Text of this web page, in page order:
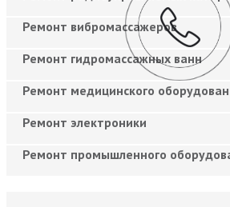
Ремонт вибромассажеров
Ремонт гидромассажных ванн
Ремонт медицинского
Ремонт электроники
Ремонт промышленного